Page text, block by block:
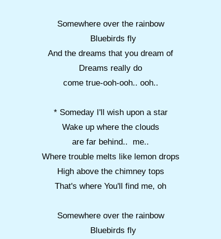
Somewhere over the rainbow
Bluebirds fly
And the dreams that you dream of
Dreams really do
come true-ooh-ooh.. ooh..
* Someday I'll wish upon a star
Wake up where the clouds
are far behind.. me..
Where trouble melts like lemon drops
High above the chimney tops
That's where You'll find me, oh
Somewhere over the rainbow
Bluebirds fly